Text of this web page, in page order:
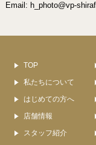
Email: h_photo@vp-
TOP
私たちについて
はじめての方へ
店舗情報
スタッフ紹介